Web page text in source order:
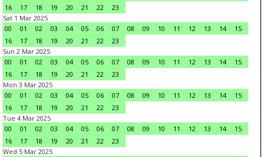
16
17 18 19 20 21 22
23
Sat 1 Mar 2025
00
01 02 03 04 05 06 07 08 09 10 11 12 13 14
15
16
17 18 19 20 21 22
23
Sun 2 Mar 2025
00
01 02 03 04 05 06 07 08 09 10 11 12 13 14
15
16
17 18 19 20 21 22
23
Mon 3 Mar 2025
00
01 02 03 04 05 06 07 08 09 10 11 12 13 14
15
16
17 18 19 20 21 22
23
Tue 4 Mar 2025
00
01 02 03 04 05 06 07 08 09 10 11 12 13 14
15
16
17 18 19 20 21 22
23
Wed 5 Mar 2025